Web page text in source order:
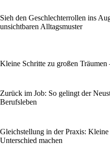
Sieh den Geschlechterrollen ins
unsichtbaren Alltagsmuster
Kleine Schritte zu großen
Zurück im Job: So gelingt der
Berufsleben
Gleichstellung in der Praxis:
Unterschied machen